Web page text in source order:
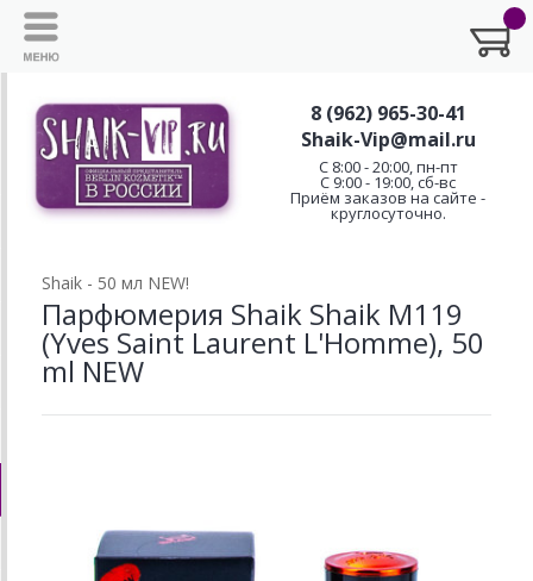
8 (962) 965-30-41
Shaik-Vip@mail.ru
C 8:00 - 20:00, пн-пт
С 9:00 - 19:00, сб-вс
Приём заказов на сайте -
круглосуточно.
Shaik - 50 мл NEW!
Парфюмерия Shaik Shaik M119
(Yves Saint Laurent L'Homme), 50
ml NEW